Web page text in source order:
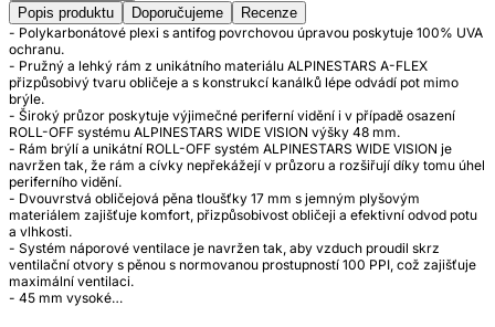
Popis produktu
Doporučujeme
Recenze
- Polykarbonátové plexi s antifog povrchovou úpravou poskytuje 100% UVA
ochranu.
- Pružný a lehký rám z unikátního materiálu ALPINESTARS A-FLEX
přizpůsobivý tvaru obličeje a s konstrukcí kanálků lépe odvádí pot mimo
brýle.
- Široký průzor poskytuje výjimečné periferní vidění i v případě osazení
ROLL-OFF systému ALPINESTARS WIDE VISION výšky 48 mm.
- Rám brýlí a unikátní ROLL-OFF systém ALPINESTARS WIDE VISION je
navržen tak, že rám a cívky nepřekážejí v průzoru a rozšiřují díky tomu úhel
periferního vidění.
- Dvouvrstvá obličejová pěna tloušťky 17 mm s jemným plyšovým
materiálem zajišťuje komfort, přizpůsobivost obličeji a efektivní odvod potu
a vlhkosti.
- Systém náporové ventilace je navržen tak, aby vzduch proudil skrz
ventilační otvory s pěnou s normovanou prostupností 100 PPI, což zajišťuje
maximální ventilaci.
- 45 mm vysoké…